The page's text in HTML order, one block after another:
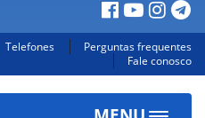
Telefones
Perguntas frequentes
Fale conosco